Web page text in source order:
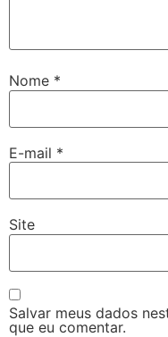
Nome *
E-mail *
Site
Salvar meus dados
que eu comentar.